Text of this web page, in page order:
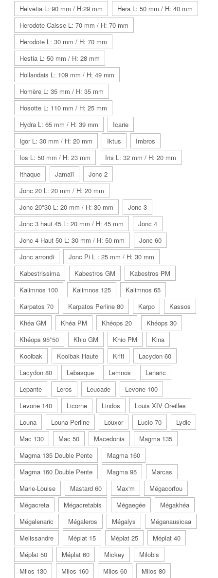
Helvetia L: 90 mm / H:29 mm
Hera L: 50 mm / H: 40 mm
Herodote Caisse L: 70 mm / H: 70 mm
Herodote L: 30 mm / H: 70 mm
Hestia L: 50 mm / H: 28 mm
Hollandais L: 109 mm / H: 49 mm
Homère L: 35 mm / H: 35 mm
Hosotte L: 110 mm / H: 25 mm
Hydra L: 65 mm / H: 39 mm
Icarie
Igor L: 30 mm / H: 20 mm
Iktus
Imbros
Ios L: 50 mm / H: 23 mm
Iris L: 32 mm / H: 20 mm
Ithaque
Jamaïl
Jonc 2
Jonc 20 L: 20 mm / H: 20 mm
Jonc 20*30 L: 20 mm / H: 30 mm
Jonc 3
Jonc 3 haut 45 L: 20 mm / H: 45 mm
Jonc 4
Jonc 4 Haut 50 L: 30 mm / H: 50 mm
Jonc 60
Jonc arrondi
Jonc Pi L : 25 mm / H: 30 mm
Kabestrissima
Kabestros GM
Kabestros PM
Kalimnos 100
Kalimnos 125
Kalimnos 65
Karpatos 70
Karpatos Perline 80 Karpo
Kassos
Khéa GM
Khéa PM Khéops 20
Khéops 30
Khéops 95*50
Khio GM Khio PM
Kina
Koolbak
Koolbak Haute Kriti
Lacydon 60
Lacydon 80
Lebasque Lemnos
Lenaric
Lepante
Leros Leucade
Levone 100
Levone 140
Licorne Lindos
Louis XIV Oreilles
Louna
Louna Perline Louxor Lucio 70
Lydie
Mac 130
Mac 50 Macedonia
Magma 135
Magma 135 Double Pente
Magma 160
Magma 160 Double Pente
Magma 95
Marcas
Marie-Louise
Mastard 60 Max'm
Mégacorfou
Mégacreta
Mégacretabis Mégaegée
Mégakhéa
Mégalenaric
Mégaleros Mégalys
Méganausicaa
Melissandre
Méplat 15 Méplat 25
Méplat 40
Méplat 50
Méplat 60 Mickey
Milobis
Milos 130
Milos 160 Milos 60
Milos 80